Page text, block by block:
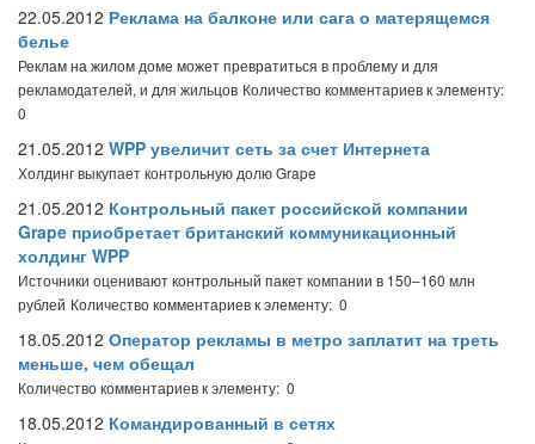
22.05.2012 Реклама на балконе или сага о матерящемся
белье
Реклам на жилом доме может превратиться в проблему и для
рекламодателей, и для жильцов Количество комментариев к элементу:
0
21.05.2012 WPP увеличит сеть за счет Интернета
Холдинг выкупает контрольную долю Grape
21.05.2012 Контрольный пакет российской компании
Grape приобретает британский коммуникационный
холдинг WPP
Источники оценивают контрольный пакет компании в 150–160 млн
рублей Количество комментариев к элементу: 0
18.05.2012 Оператор рекламы в метро заплатит на треть
меньше, чем обещал
Количество комментариев к элементу: 0
18.05.2012 Командированный в сетях